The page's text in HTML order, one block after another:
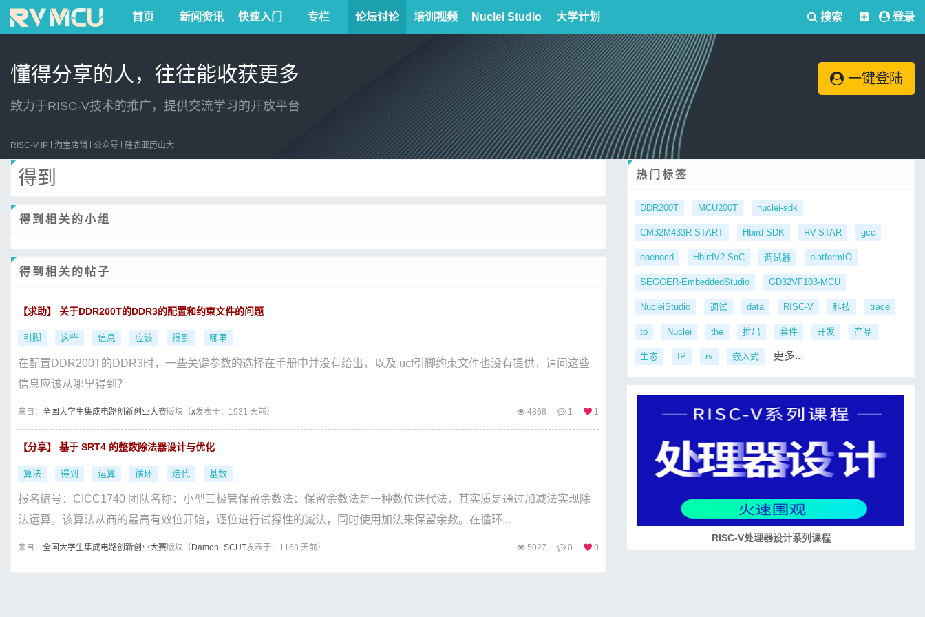
首页 新闻资讯 快速入门 专栏 论坛讨论 培训视频 Nuclei Studio 大学计划 搜索 登录
懂得分享的人，往往能收获更多
致力于RISC-V技术的推广，提供交流学习的开放平台
一键登陆
RISC-V IP 淘宝店铺 公众号 硅农亚历山大
得到
得到相关的小组
得到相关的帖子
【求助】 关于DDR200T的DDR3的配置和约束文件的问题
引脚 这些 信息 应该 得到 哪里
在配置DDR200T的DDR3时，一些关键参数的选择在手册中并没有给出，以及.ucf引脚约束文件也没有提供，请问这些
信息应该从哪里得到？
来自： 全国大学生集成电路创新创业大赛版块（x发表于：1931 天前） 4868 1 1
【分享】 基于 SRT4 的整数除法器设计与优化
算法 得到 运算 循环 迭代 基数
报名编号：CICC1740 团队名称：小型三极管保留余数法：保留余数法是一种数位迭代法，其实质是通过加减法实现除
法运算。该算法从商的最高有效位开始，逐位进行试探性的减法，同时使用加法来保留余数。在循环...
来自： 全国大学生集成电路创新创业大赛版块（ Damon_SCUT发表于：1168 天前） 5027 0 0
热门标签
DDR200T MCU200T nuclei-sdk
CM32M433R-START Hbird-SDK RV-STAR gcc
openocd HbirdV2-SoC 调试器 platformIO
SEGGER-EmbeddedStudio GD32VF103-MCU
NucleiStudio 调试 data RISC-V 科技 trace
to Nuclei the 推出 套件 开发 产品
生态 IP rv 嵌入式 更多...
RISC-V处理器设计系列课程